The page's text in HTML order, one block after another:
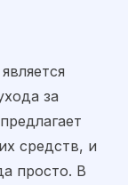
за
средств, и
просто. В